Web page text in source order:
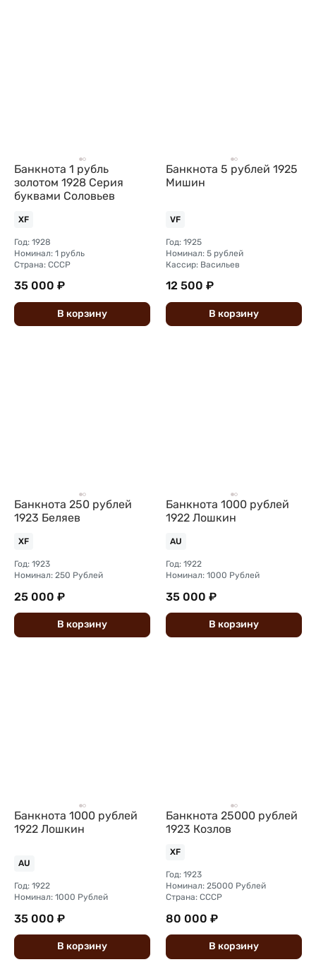
Банкнота 1 рубль
золотом 1928 Серия
буквами Соловьев
XF
Год: 1928
Номинал: 1 рубль
Страна: СССР
35 000 ₽
В корзину
Банкнота 5 рублей 1925
Мишин
VF
Год: 1925
Номинал: 5 рублей
Кассир: Васильев
12 500 ₽
В корзину
Банкнота 250 рублей
1923 Беляев
XF
Год: 1923
Номинал: 250 Рублей
25 000 ₽
В корзину
Банкнота 1000 рублей
1922 Лошкин
AU
Год: 1922
Номинал: 1000 Рублей
35 000 ₽
В корзину
Банкнота 1000 рублей
1922 Лошкин
AU
Год: 1922
Номинал: 1000 Рублей
35 000 ₽
В корзину
Банкнота 25000 рублей
1923 Козлов
XF
Год: 1923
Номинал: 25000 Рублей
Страна: СССР
80 000 ₽
В корзину